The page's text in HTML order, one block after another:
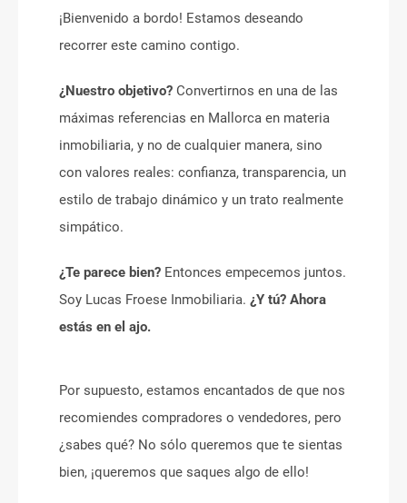
¡Bienvenido a bordo! Estamos deseando
recorrer este camino contigo.
¿Nuestro objetivo? Convertirnos en una de las
máximas referencias en Mallorca en materia
inmobiliaria, y no de cualquier manera, sino
con valores reales: confianza, transparencia, un
estilo de trabajo dinámico y un trato realmente
simpático.
¿Te parece bien? Entonces empecemos juntos.
Soy Lucas Froese Inmobiliaria. ¿Y tú? Ahora
estás en el ajo.
Por supuesto, estamos encantados de que nos
recomiendes compradores o vendedores, pero
¿sabes qué? No sólo queremos que te sientas
bien, ¡queremos que saques algo de ello!